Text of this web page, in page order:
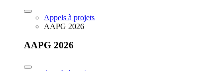
Appels à projets
AAPG 2026
AAPG 2026